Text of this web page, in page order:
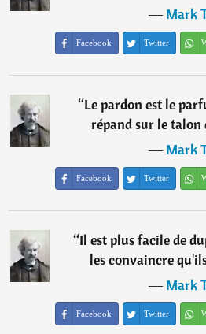
―Mark
Facebook Twitter
“Le pardon est le
répand sur le talon
―Mark
Facebook Twitter
“Il est plus facile de
les convaincre
―Mark
Facebook Twitter